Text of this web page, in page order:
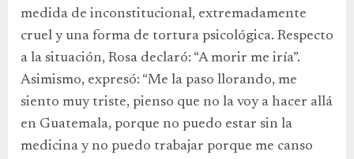
medida de inconstitucional, extremadamente
cruel y una forma de tortura psicológica. Respecto
a la situación, Rosa declaró: “A morir me iría”.
Asimismo, expresó: “Me la paso llorando, me
siento muy triste, pienso que no la voy a hacer allá
en Guatemala, porque no puedo estar sin la
medicina y no puedo trabajar porque me canso